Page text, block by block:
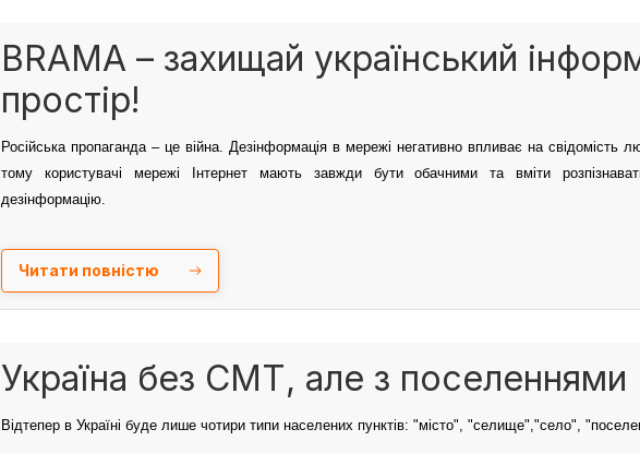
BRAMA – захищай український
простір!
Російська пропаганда – це війна. Дезінформація в мережі негативно впливає на свідомість
тому користувачі мережі Інтернет мають завжди бути обачними та вміти
дезінформацію.
Читати повністю
Україна без СМТ, але з поселеннями
Відтепер в Україні буде лише чотири типи населених пунктів: "місто", "селище","село",